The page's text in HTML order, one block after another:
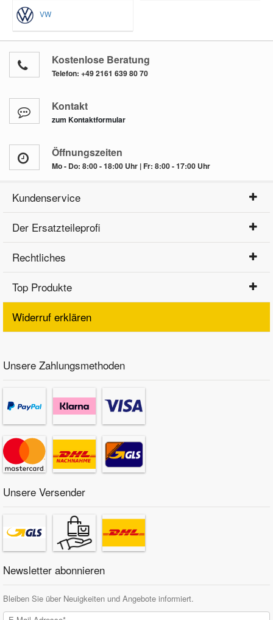
VW
Kostenlose Beratung
Telefon: +49 2161 639 80 70
Kontakt
zum Kontaktformular
Öffnungszeiten
Mo - Do: 8:00 - 18:00 Uhr | Fr: 8:00 - 17:00 Uhr
Kundenservice
Der Ersatzteileprofi
Rechtliches
Top Produkte
Widerruf erklären
Unsere Zahlungsmethoden
Unsere Versender
Newsletter abonnieren
Bleiben Sie über Neuigkeiten und Angebote informiert.